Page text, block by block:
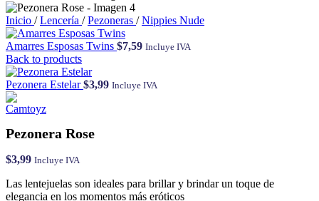
Inicio / Lencería / Pezoneras / Nippies Nude
Amarres Esposas Twins $7,59 Incluye IVA
Back to products
Pezonera Estelar$3,99 Incluye IVA
Pezonera Rose
$3,99 Incluye IVA
Las lentejuelas son ideales para brillar y brindar un toque de
elegancia en los momentos más eróticos